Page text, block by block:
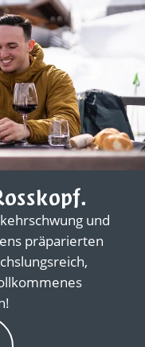
und
präparierten